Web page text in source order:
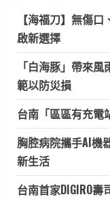
【海福刀】無傷
啟新選擇
「白海豚」帶來
範以防災損
台南「區區有充電
胸腔病院攜手AI機
新生活
台南首家DIGIRO